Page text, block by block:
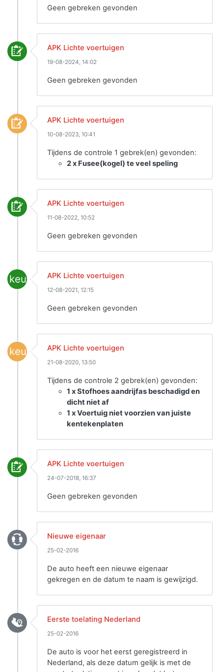
Geen gebreken gevonden
APK Lichte voertuigen
19-08-2024, 14:02
Geen gebreken gevonden
APK Lichte voertuigen
10-08-2023, 10:41
Tijdens de controle 1 gebrek(en) gevonden:
2 x Fusee(kogel) te veel speling
APK Lichte voertuigen
11-08-2022, 10:52
Geen gebreken gevonden
keuring APK Lichte voertuigen
12-08-2021, 12:15
Geen gebreken gevonden
keuring APK Lichte voertuigen
21-08-2020, 13:50
Tijdens de controle 2 gebrek(en) gevonden:
1 x Stofhoes aandrijfas beschadigd en
dicht niet af
1 x Voertuig niet voorzien van juiste
kentekenplaten
APK Lichte voertuigen
24-07-2018, 16:37
Geen gebreken gevonden
Nieuwe eigenaar
25-02-2016
De auto heeft een nieuwe eigenaar
gekregen en de datum te naam is gewijzigd.
Eerste toelating Nederland
25-02-2016
De auto is voor het eerst geregistreerd in
Nederland, als deze datum gelijk is met de